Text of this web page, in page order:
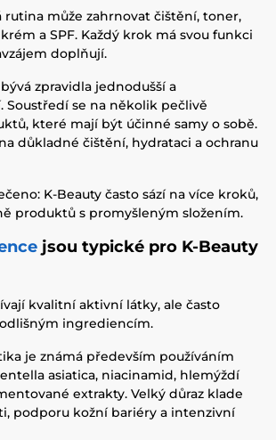
rutina může zahrnovat čištění, toner,
a SPF. Každý krok má svou funkci
doplňují.
zpravidla jednodušší a
Soustředí se na několik pečlivě
které mají být účinné samy o sobě.
důkladné čištění, hydrataci a ochranu
K-Beauty často sází na více kroků,
produktů s promyšleným složením.
jsou typické pro K-Beauty
kvalitní aktivní látky, ale často
ingrediencím.
je známá především používáním
asiatica, niacinamid, hlemýždí
extrakty. Velký důraz klade
podporu kožní bariéry a intenzivní